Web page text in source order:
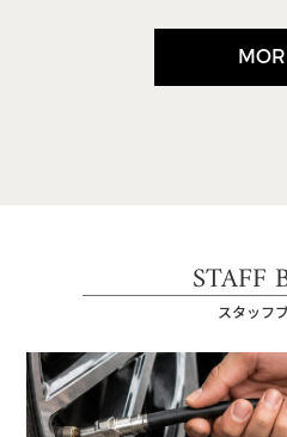
STAFF
スタッフ